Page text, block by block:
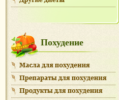
Похудение